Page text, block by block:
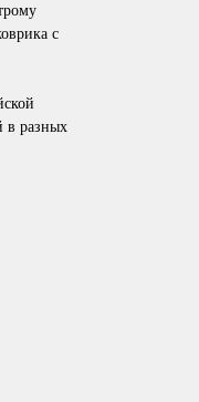
с
в разных